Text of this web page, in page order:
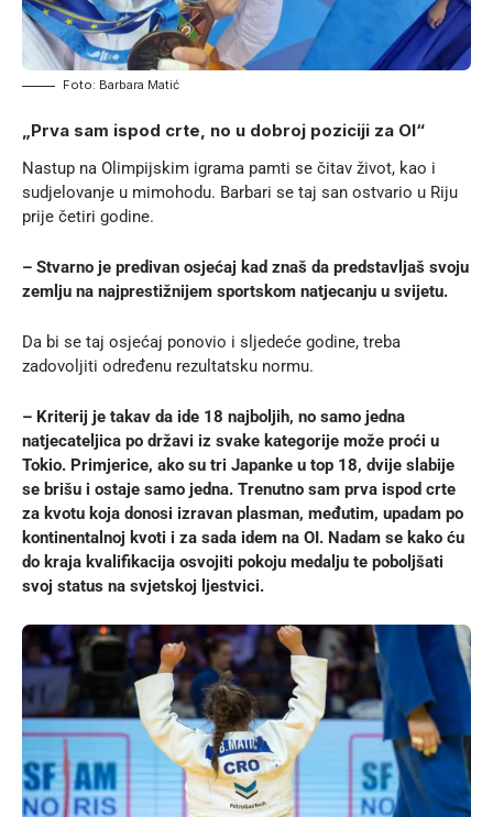
Foto: Barbara Matić
„Prva sam ispod crte, no u dobroj poziciji za OI“
Nastup na Olimpijskim igrama pamti se čitav život, kao i
sudjelovanje u mimohodu. Barbari se taj san ostvario u Riju
prije četiri godine.
– Stvarno je predivan osjećaj kad znaš da predstavljaš svoju
zemlju na najprestižnijem sportskom natjecanju u svijetu.
Da bi se taj osjećaj ponovio i sljedeće godine, treba
zadovoljiti određenu rezultatsku normu.
– Kriterij je takav da ide 18 najboljih, no samo jedna
natjecateljica po državi iz svake kategorije može proći u
Tokio. Primjerice, ako su tri Japanke u top 18, dvije slabije
se brišu i ostaje samo jedna. Trenutno sam prva ispod crte
za kvotu koja donosi izravan plasman, međutim, upadam po
kontinentalnoj kvoti i za sada idem na OI. Nadam se kako ću
do kraja kvalifikacija osvojiti pokoju medalju te poboljšati
svoj status na svjetskoj ljestvici.